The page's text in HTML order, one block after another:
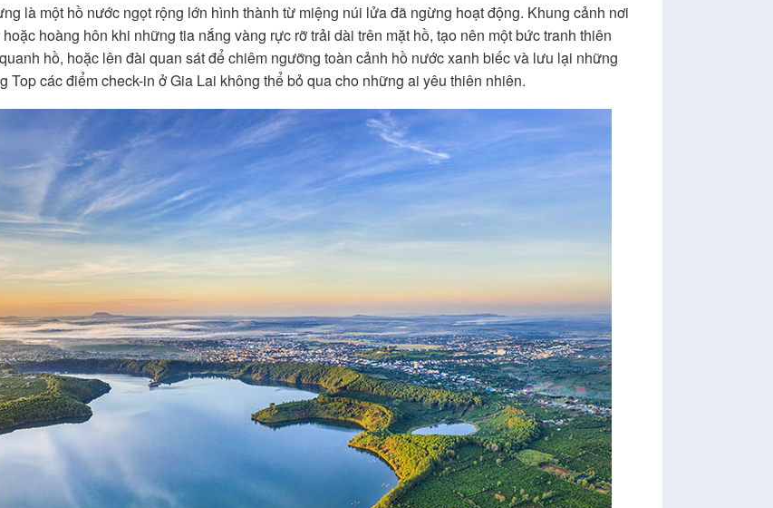
là một hồ nước ngọt rộng lớn hình thành từ miệng núi lửa đã ngừng hoạt động. Khung cảnh nơi
hoàng hôn khi những tia nắng vàng rực rỡ trải dài trên mặt hồ, tạo nên một bức tranh thiên
hồ, hoặc lên đài quan sát để chiêm ngưỡng toàn cảnh hồ nước xanh biếc và lưu lại những
các điểm check-in ở Gia Lai không thể bỏ qua cho những ai yêu thiên nhiên.